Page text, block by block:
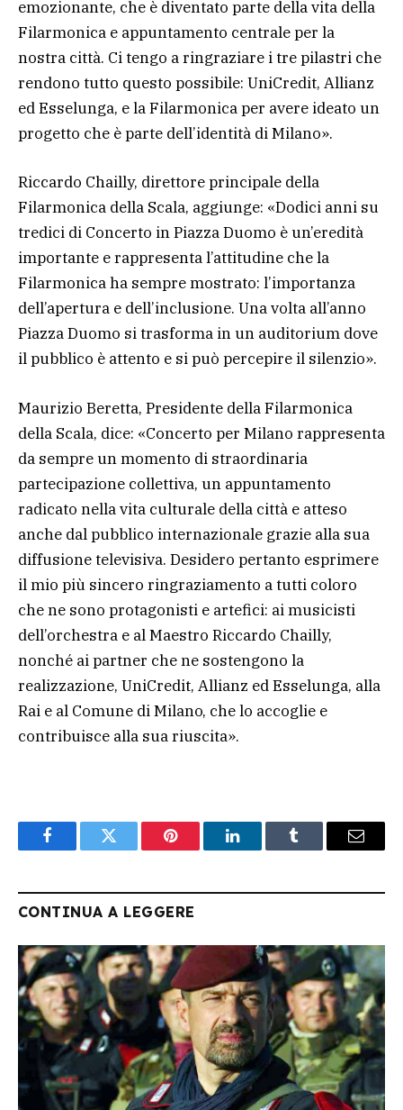
emozionante, che è diventato parte della vita della
Filarmonica e appuntamento centrale per la
nostra città. Ci tengo a ringraziare i tre pilastri che
rendono tutto questo possibile: UniCredit, Allianz
ed Esselunga, e la Filarmonica per avere ideato un
progetto che è parte dell’identità di Milano».
Riccardo Chailly, direttore principale della
Filarmonica della Scala, aggiunge: «Dodici anni su
tredici di Concerto in Piazza Duomo è un’eredità
importante e rappresenta l’attitudine che la
Filarmonica ha sempre mostrato: l’importanza
dell’apertura e dell’inclusione. Una volta all’anno
Piazza Duomo si trasforma in un auditorium dove
il pubblico è attento e si può percepire il silenzio».
Maurizio Beretta, Presidente della Filarmonica
della Scala, dice: «Concerto per Milano rappresenta
da sempre un momento di straordinaria
partecipazione collettiva, un appuntamento
radicato nella vita culturale della città e atteso
anche dal pubblico internazionale grazie alla sua
diffusione televisiva. Desidero pertanto esprimere
il mio più sincero ringraziamento a tutti coloro
che ne sono protagonisti e artefici: ai musicisti
dell’orchestra e al Maestro Riccardo Chailly,
nonché ai partner che ne sostengono la
realizzazione, UniCredit, Allianz ed Esselunga, alla
Rai e al Comune di Milano, che lo accoglie e
contribuisce alla sua riuscita».
FacebookTwitter Pinterest LinkedInTumblr Email
CONTINUA A LEGGERE